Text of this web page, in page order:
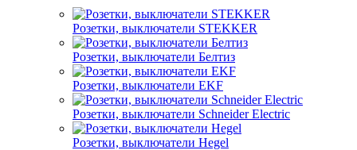
Розетки, выключатели STEKKER
Розетки, выключатели Белтиз
Розетки, выключатели EKF
Розетки, выключатели Schneider Electric
Розетки, выключатели Hegel